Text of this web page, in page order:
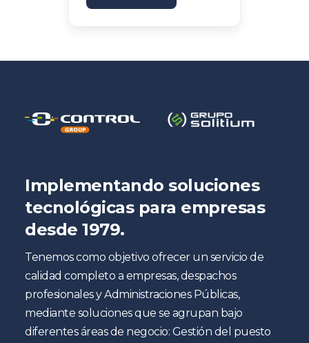
Implementando soluciones
tecnológicas para empresas
desde 1979.
Tenemos como objetivo ofrecer un servicio de
calidad completo a empresas, despachos
profesionales y Administraciones Públicas,
mediante soluciones que se agrupan bajo
diferentes áreas de negocio: Gestión del puesto